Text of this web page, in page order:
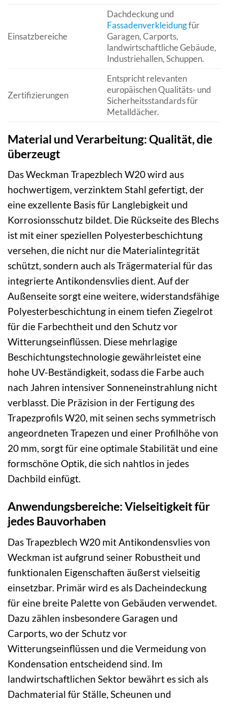
Einsatzbereiche
Dachdeckung und
Fassadenverkleidungfür
Garagen, Carports,
landwirtschaftliche Gebäude,
Industriehallen, Schuppen.
Zertifizierungen
Entspricht relevanten
europäischen Qualitäts- und
Sicherheitsstandards für
Metalldächer.
Material und Verarbeitung: Qualität, die
überzeugt
Das Weckman Trapezblech W20 wird aus
hochwertigem, verzinktem Stahl gefertigt, der
eine exzellente Basis für Langlebigkeit und
Korrosionsschutz bildet. Die Rückseite des Blechs
ist mit einer speziellen Polyesterbeschichtung
versehen, die nicht nur die Materialintegrität
schützt, sondern auch als Trägermaterial für das
integrierte Antikondensvlies dient. Auf der
Außenseite sorgt eine weitere, widerstandsfähige
Polyesterbeschichtung in einem tiefen Ziegelrot
für die Farbechtheit und den Schutz vor
Witterungseinflüssen. Diese mehrlagige
Beschichtungstechnologie gewährleistet eine
hohe UV-Beständigkeit, sodass die Farbe auch
nach Jahren intensiver Sonneneinstrahlung nicht
verblasst. Die Präzision in der Fertigung des
Trapezprofils W20, mit seinen sechs symmetrisch
angeordneten Trapezen und einer Profilhöhe von
20 mm, sorgt für eine optimale Stabilität und eine
formschöne Optik, die sich nahtlos in jedes
Dachbild einfügt.
Anwendungsbereiche: Vielseitigkeit für
jedes Bauvorhaben
Das Trapezblech W20 mit Antikondensvlies von
Weckman ist aufgrund seiner Robustheit und
funktionalen Eigenschaften äußerst vielseitig
einsetzbar. Primär wird es als Dacheindeckung
für eine breite Palette von Gebäuden verwendet.
Dazu zählen insbesondere Garagen und
Carports, wo der Schutz vor
Witterungseinflüssen und die Vermeidung von
Kondensation entscheidend sind. Im
landwirtschaftlichen Sektor bewährt es sich als
Dachmaterial für Ställe, Scheunen und